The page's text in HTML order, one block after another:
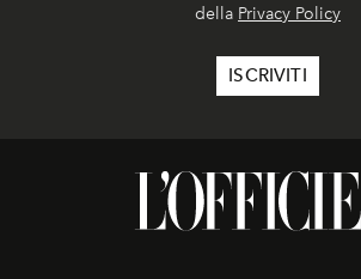
della Privacy Policy